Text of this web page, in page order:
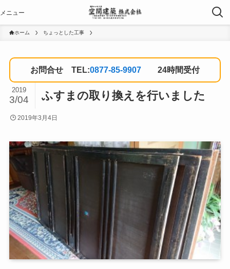
ホーム ちょっとした工事
お問合せ TEL:0877-85-9907 24時間受付
ふすまの取り換えを行いました
2019
3/04
2019年3月4日